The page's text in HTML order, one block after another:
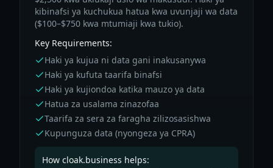
kibinafsi ya kuchukua hatua kwa uvunjaji wa data
($100–$750 kwa mtumiaji kwa tukio).
Key Requirements:
Haki ya kujua ni data gani inakusanywa
Haki ya kufuta taarifa binafsi
Haki ya kujiondoa katika mauzo ya data
Hatua za usalama zinazofaa
Taarifa za sera za faragha zilizosasishwa
Kupunguza data (nyongeza ya CPRA)
How cloak.business helps: